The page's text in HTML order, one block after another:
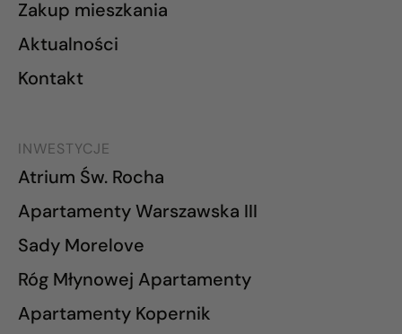
Zakup mieszkania
Aktualności
Kontakt
INWESTYCJE
Atrium Św. Rocha
Apartamenty Warszawska III
Sady Morelove
Róg Młynowej Apartamenty
Apartamenty Kopernik